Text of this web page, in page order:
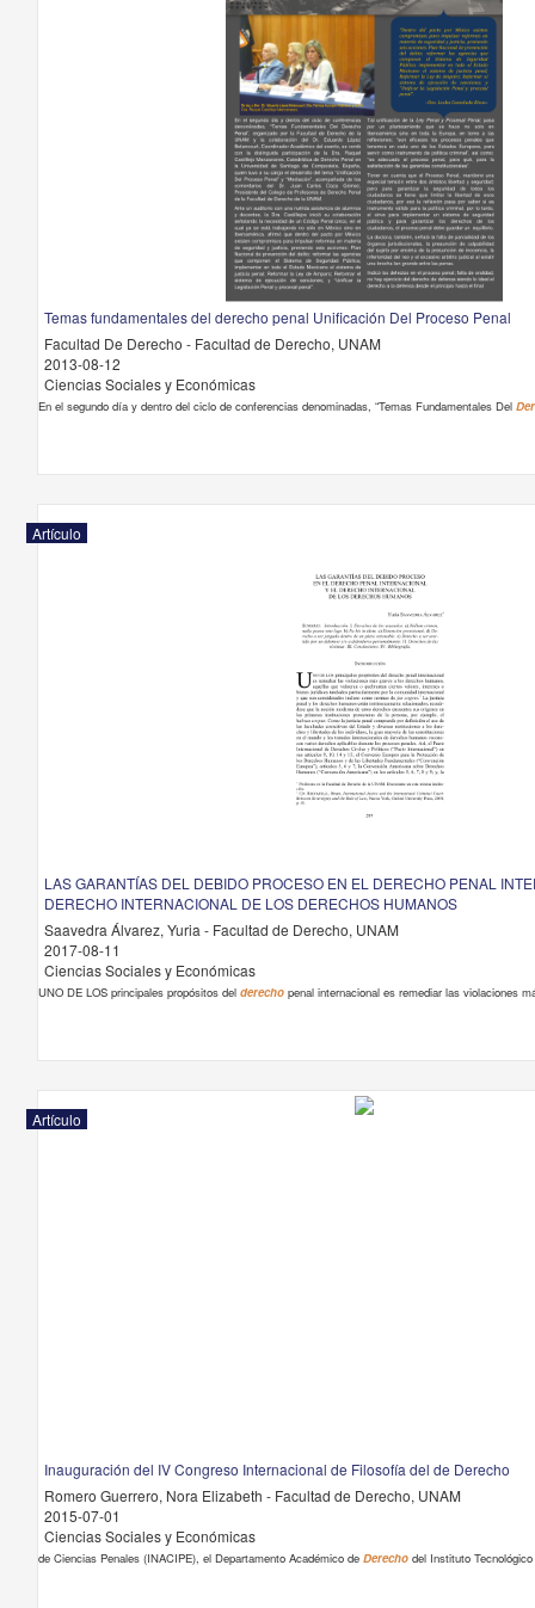
Temas fundamentales del derecho penal Unificación Del Proceso Penal
Facultad De Derecho - Facultad de Derecho, UNAM
2013-08-12
Ciencias Sociales y Económicas
En el segundo día y dentro del ciclo de conferencias denominadas, “Temas Fundamentales Del
Artículo
LAS GARANTÍAS DEL DEBIDO PROCESO EN EL DERECHO PENAL
DERECHO INTERNACIONAL DE LOS DERECHOS HUMANOS
Saavedra Álvarez, Yuria - Facultad de Derecho, UNAM
2017-08-11
Ciencias Sociales y Económicas
UNO DE LOS principales propósitos del derechopenal internacional es remediar las violaciones
Artículo
Inauguración del IV Congreso Internacional de Filosofía del de Derecho
Romero Guerrero, Nora Elizabeth - Facultad de Derecho, UNAM
2015-07-01
Ciencias Sociales y Económicas
de Ciencias Penales (INACIPE), el Departamento Académico de Derechodel Instituto Tecnológico